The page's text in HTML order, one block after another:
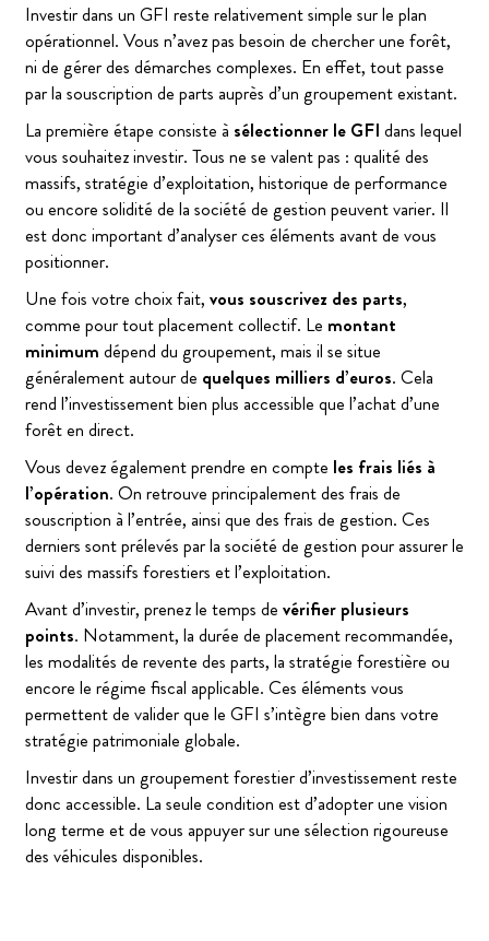
Investir dans un GFI reste relativement simple sur le plan
opérationnel. Vous n’avez pas besoin de chercher une forêt,
ni de gérer des démarches complexes. En effet, tout passe
par la souscription de parts auprès d’un groupement existant.
La première étape consiste à sélectionner le GFI dans lequel
vous souhaitez investir. Tous ne se valent pas : qualité des
massifs, stratégie d’exploitation, historique de performance
ou encore solidité de la société de gestion peuvent varier. Il
est donc important d’analyser ces éléments avant de vous
positionner.
Une fois votre choix fait, vous souscrivez des parts,
comme pour tout placement collectif. Le montant
minimum dépend du groupement, mais il se situe
généralement autour de quelques milliers d’euros. Cela
rend l’investissement bien plus accessible que l’achat d’une
forêt en direct.
Vous devez également prendre en compte les frais liés à
l’opération. On retrouve principalement des frais de
souscription à l’entrée, ainsi que des frais de gestion. Ces
derniers sont prélevés par la société de gestion pour assurer le
suivi des massifs forestiers et l’exploitation.
Avant d’investir, prenez le temps de vérifier plusieurs
points. Notamment, la durée de placement recommandée,
les modalités de revente des parts, la stratégie forestière ou
encore le régime fiscal applicable. Ces éléments vous
permettent de valider que le GFI s’intègre bien dans votre
stratégie patrimoniale globale.
Investir dans un groupement forestier d’investissement reste
donc accessible. La seule condition est d’adopter une vision
long terme et de vous appuyer sur une sélection rigoureuse
des véhicules disponibles.